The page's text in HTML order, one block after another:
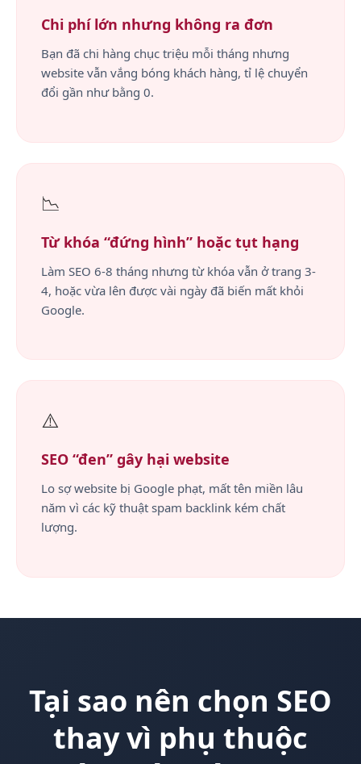
Chi phí lớn nhưng không ra đơn
Bạn đã chi hàng chục triệu mỗi tháng nhưng
website vẫn vắng bóng khách hàng, tỉ lệ chuyển
đổi gần như bằng 0.
📉
Từ khóa “đứng hình” hoặc tụt hạng
Làm SEO 6-8 tháng nhưng từ khóa vẫn ở trang 3-
4, hoặc vừa lên được vài ngày đã biến mất khỏi
Google.
⚠️
SEO “đen” gây hại website
Lo sợ website bị Google phạt, mất tên miền lâu
năm vì các kỹ thuật spam backlink kém chất
lượng.
Tại sao nên chọn SEO
thay vì phụ thuộc